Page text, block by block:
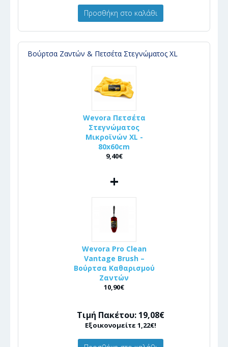
Προσθήκη στο καλάθι
Βούρτσα Ζαντών & Πετσέτα Στεγνώματος XL
Wevora Πετσέτα
Στεγνώματος
Μικροϊνών XL -
80x60cm
9,40€
+
Wevora Pro Clean
Vantage Brush –
Βούρτσα Καθαρισμού
Ζαντών
10,90€
Τιμή Πακέτου: 19,08€
Εξοικονομείτε 1,22€!